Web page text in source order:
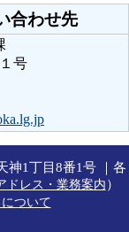
合わせ先
号
神1丁目8番1号 ｜各
ドレス・業務案内）
ついて